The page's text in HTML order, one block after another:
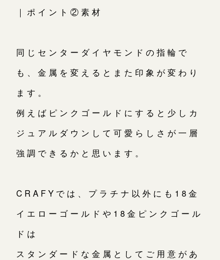
｜ポイント②素材
同じセンターダイヤモンドの指輪で
も、金属を変えるとまた印象が変わり
ます。
例えばピンクゴールドにすると少しカ
ジュアルダウンして可愛らしさが一層
強調できるかと思います。
CRAFYでは、プラチナ以外にも18金
イエローゴールドや18金ピンクゴール
ドは
スタンダードな金属としてご用意があ